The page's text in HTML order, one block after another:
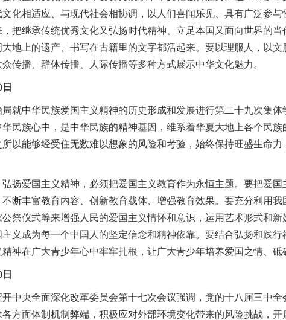
化相适应、与现代社会相协调，以人们喜闻乐见、具有广泛参
把继承传统优秀文化又弘扬时代精神、立足本国又面向世界的
地上的遗产、书写在古籍里的文字都活起来。要以理服人，以
传播、群体传播、人际传播等多种方式展示中华文化魅力。
中华民族爱国主义精神的历史形成和发展进行第二十九次集体
民族心中，是中华民族的精神基因，维系着华夏大地上各个民
以能够经受住无数难以想象的风险和考验，始终保持旺盛生命
爱国主义精神，必须把爱国主义教育作为永恒主题。要把爱国
不断丰富教育内容、创新教育载体、增强教育效果。要充分利用
祭仪式等来增强人民的爱国主义情怀和意识，运用艺术形式和
主义成为每一个中国人的坚定信念和精神依靠。要结合弘扬和践
神在广大青少年心中牢牢扎根，让广大青少年培养爱国之情、
央全面深化改革委员会第十七次会议强调，党的十八届三中全
方面体制机制弊端，积极应对外部环境变化带来的风险挑战，